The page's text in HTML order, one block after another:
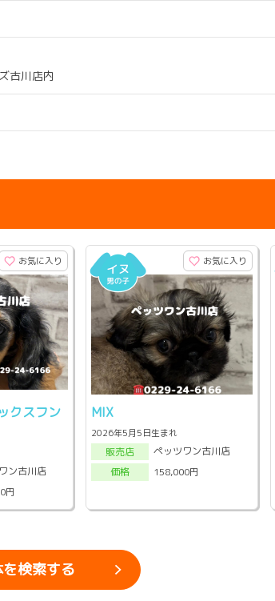
古川店内
お気に入り
クスフン
ン古川店
円
お気に入り
MIX
2026年5月5日生まれ
販売店
ペッツワン古川店
価格
158,000円
検索する